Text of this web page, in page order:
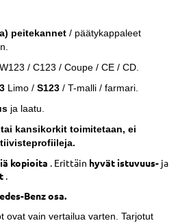
peitekannet / päätykappaleet
/ C123 / Coupe / CE / CD.
Limo / S123 / T-malli / farmari.
ja laatu.
tai kansikorkit toimitetaan, ei
kopioita . Erittäin hyvät istuvuus- ja
.
Benz osa.
ovat vain vertailua varten. Tarjotut